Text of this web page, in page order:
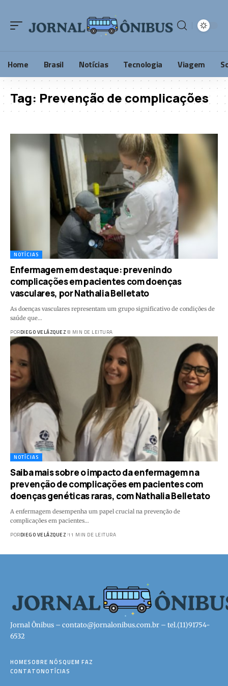
Home Brasil Notícias Tecnologia Viagem
Tag: Prevenção de complicações
NOTÍCIAS
Enfermagem em destaque: prevenindo
complicações em pacientes com doenças
vasculares, por Nathalia Belletato
As doenças vasculares representam um grupo significativo de condições de
saúde que…
PORDIEGO VELÁZQUEZ 8 MIN DE LEITURA
NOTÍCIAS
Saiba mais sobre o impacto da enfermagem na
prevenção de complicações em pacientes com
doenças genéticas raras, com Nathalia Belletato
A enfermagem desempenha um papel crucial na prevenção de
complicações em pacientes…
PORDIEGO VELÁZQUEZ 11 MIN DE LEITURA
Jornal Ônibus – contato@jornalonibus.com.br – tel.(11)91754-
6532
HOMESOBRE NÓSQUEM FAZ
CONTATONOTÍCIAS